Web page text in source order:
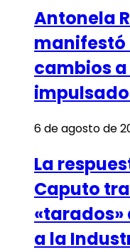
Antonela
manifestó
cambios a
6 de agosto de
La
Caputo
«tarados»
a la